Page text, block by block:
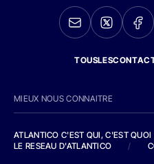
MIEUX NOUS CONNAITRE
ATLANTICO C'EST QUI, C'EST QUOI
LE RESEAU D'ATLANTICO
/